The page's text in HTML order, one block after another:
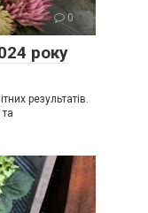
0
року
результатів.